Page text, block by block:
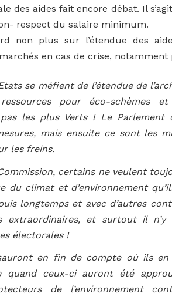
des aides fait encore débat. Il
respect du salaire minimum.
non plus sur l’étendue des
en cas de crise,
se méfient de l’étendue de
pour éco-schèmes
les plus Verts ! Le Parlement
mais ensuite ce sont les
les freins.
certains ne veulent
du climat et d’environnement
longtemps et avec d’autres
extraordinaires, et surtout il
électorales !
en fin de compte où ils en
quand ceux-ci auront été
de l’environnement